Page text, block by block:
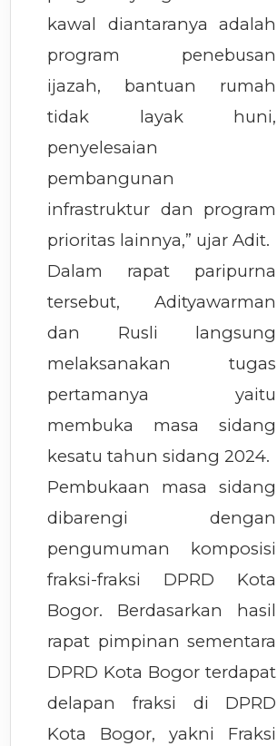
kawal diantaranya adalah
program penebusan
ijazah, bantuan rumah
tidak layak huni,
penyelesaian
pembangunan
infrastruktur dan program
prioritas lainnya,” ujar Adit.
Dalam rapat paripurna
tersebut, Adityawarman
dan Rusli langsung
melaksanakan tugas
pertamanya yaitu
membuka masa sidang
kesatu tahun sidang 2024.
Pembukaan masa sidang
dibarengi dengan
pengumuman komposisi
fraksi-fraksi DPRD Kota
Bogor. Berdasarkan hasil
rapat pimpinan sementara
DPRD Kota Bogor terdapat
delapan fraksi di DPRD
Kota Bogor, yakni Fraksi